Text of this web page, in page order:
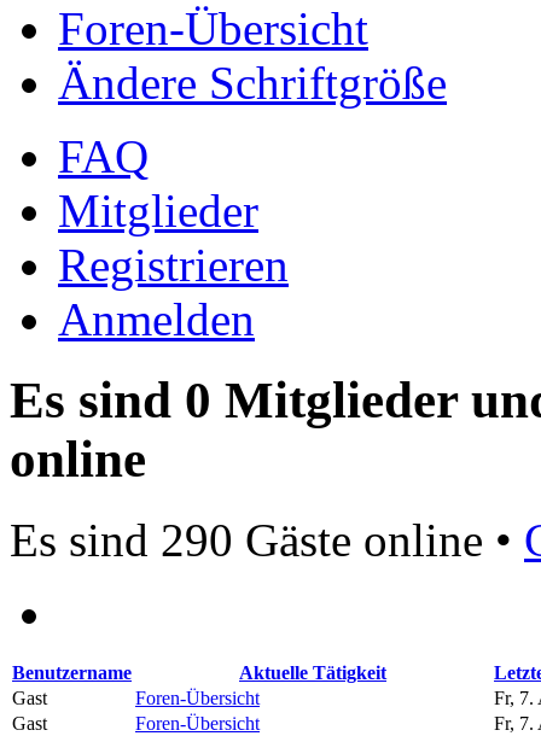
Foren-Übersicht
Ändere Schriftgröße
FAQ
Mitglieder
Registrieren
Anmelden
Es sind 0 Mitglieder
online
Es sind 290 Gäste online •
Benutzername Aktuelle Tätigkeit
Gast
Foren-Übersicht
Fr, 7.
Gast
Foren-Übersicht
Fr, 7.